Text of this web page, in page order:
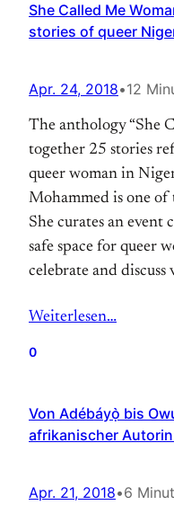
She Called Me
stories of queer
Apr. 24, 2018•12
The anthology “She
together 25 stories
queer woman in
Mohammed is one
She curates an event
safe space for queer
celebrate and discuss
Weiterlesen…
0
Von Adébáyọ̀ bis
afrikanischer
Apr. 21, 2018•6